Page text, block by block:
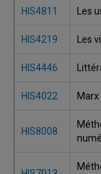
HIS4811 Les
HIS4219 Les
HIS4446
HIS4022
HIS8008